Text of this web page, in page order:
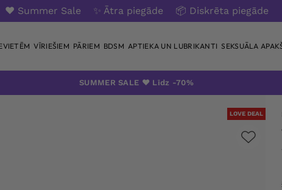
❤️ Summer Sale ✨ Ātra piegāde 📦 Diskrēta piegāde
VĪRIEŠIEM PĀRIEM BDSM APTIEKA UN LUBRIKANTI SEKSUĀLA
SUMMER SALE ❤️ Līdz -70%
LOVE DEAL